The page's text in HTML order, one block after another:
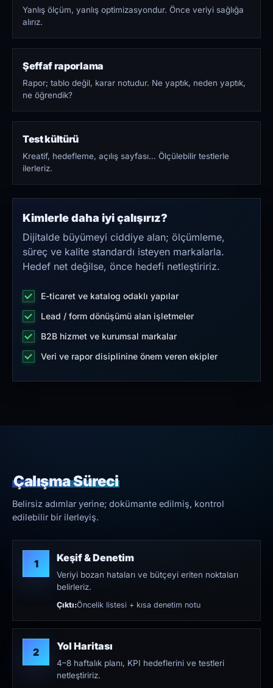
Yanlış ölçüm, yanlış optimizasyondur. Önce veriyi sağlığa
alırız.
Şeffaf raporlama
Rapor; tablo değil, karar notudur. Ne yaptık, neden yaptık,
ne öğrendik?
Test kültürü
Kreatif, hedefleme, açılış sayfası… Ölçülebilir testlerle
ilerleriz.
Kimlerle daha iyi çalışırız?
Dijitalde büyümeyi ciddiye alan; ölçümleme,
süreç ve kalite standardı isteyen markalarla.
Hedef net değilse, önce hedefi netleştiririz.
E-ticaret ve katalog odaklı yapılar
Lead / form dönüşümü alan işletmeler
B2B hizmet ve kurumsal markalar
Veri ve rapor disiplinine önem veren ekipler
Çalışma Süreci
Belirsiz adımlar yerine; dokümante edilmiş, kontrol
edilebilir bir ilerleyiş.
1 Keşif & Denetim
Veriyi bozan hataları ve bütçeyi eriten noktaları
belirleriz.
Çıktı:Öncelik listesi + kısa denetim notu
2 Yol Haritası
4–8 haftalık planı, KPI hedeflerini ve testleri
netleştiririz.